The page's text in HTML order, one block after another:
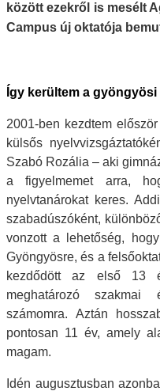
között ezekről is mesélt
Campus új oktatója
Így kerültem a
2001-ben kezdtem
külsős
Szabó Rozália – aki
a figyelmemet arra,
nyelvtanárokat keres.
szabadúszóként,
vonzott a lehetőség,
Gyöngyösre, és a
kezdődött az első 13
meghatározó
számomra. Aztán
pontosan 11 év, amely
magam.
Idén augusztusban